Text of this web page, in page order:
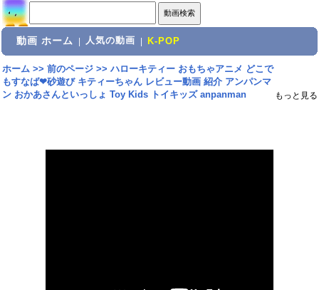
動画 ホーム 人気の動画 K-POP
ホーム>> 前のページ>> ハローキティー おもちゃアニメ どこで
もすなば❤砂遊び キティーちゃん レビュー動画 紹介 アンパンマ
ン おかあさんといっしょ Toy Kids トイキッズ anpanman
もっと見る